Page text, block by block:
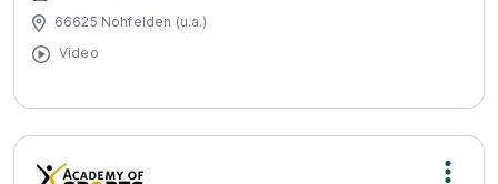
66625 Nohfelden (u.a.)
Video